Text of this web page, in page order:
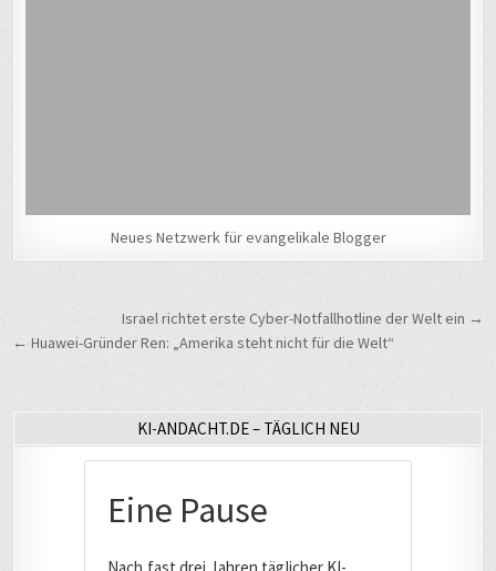
Neues Netzwerk für evangelikale Blogger
Beitragsnavigation
Israel richtet erste Cyber-Notfallhotline der Welt ein →
← Huawei-Gründer Ren: „Amerika steht nicht für die Welt“
KI-ANDACHT.DE – TÄGLICH NEU